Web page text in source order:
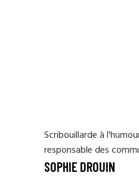
Scribouillarde à
responsable des
SOPHIE DROUIN